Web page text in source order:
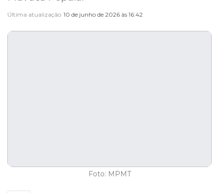
Última atualização 10 de junho de 2026 às 16:42
Foto: MPMT